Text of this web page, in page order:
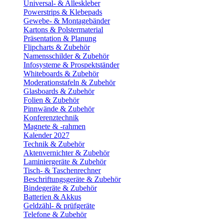
Universal- & Alleskleber
Powerstrips & Klebepads
Gewebe- & Montagebänder
Kartons & Polstermaterial
Präsentation & Planung
Flipcharts & Zubehör
Namensschilder & Zubehör
Infosysteme & Prospektständer
Whiteboards & Zubehör
Moderationstafeln & Zubehör
Glasboards & Zubehör
Folien & Zubehör
Pinnwände & Zubehör
Konferenztechnik
Magnete & -rahmen
Kalender 2027
Technik & Zubehör
Aktenvernichter & Zubehör
Laminiergeräte & Zubehör
Tisch- & Taschenrechner
Beschriftungsgeräte & Zubehör
Bindegeräte & Zubehör
Batterien & Akkus
Geldzähl- & prüfgeräte
Telefone & Zubehör